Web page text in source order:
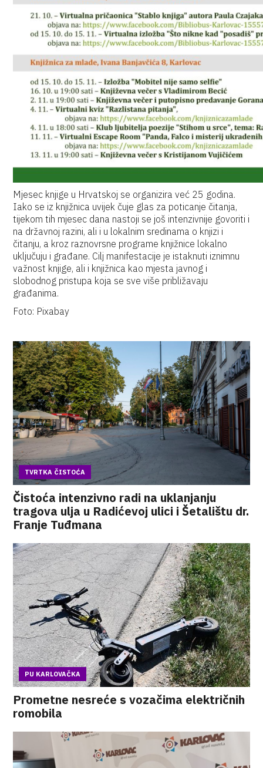
Mjesec knjige u Hrvatskoj se organizira već 25 godina.
Iako se iz knjižnica uvijek čuje glas za poticanje čitanja,
tijekom tih mjesec dana nastoji se još intenzivnije govoriti i
na državnoj razini, ali i u lokalnim sredinama o knjizi i
čitanju, a kroz raznovrsne programe knjižnice lokalno
uključuju i građane. Cilj manifestacije je istaknuti iznimnu
važnost knjige, ali i knjižnica kao mjesta javnog i
slobodnog pristupa koja se sve više približavaju
građanima.
Foto: Pixabay
TVRTKA ČISTOĆA
Čistoća intenzivno radi na uklanjanju
tragova ulja u Radićevoj ulici i Šetalištu dr.
Franje Tuđmana
PU KARLOVAČKA
Prometne nesreće s vozačima električnih
romobila